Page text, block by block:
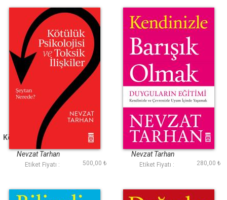
Kötülük Psikolojisi ve
Toksik İlişkiler
Nevzat Tarhan
Etiket Fiyatı : 500,00 ₺
Kendinizle Barışık
Olmak
Nevzat Tarhan
Etiket Fiyatı : 280,00 ₺